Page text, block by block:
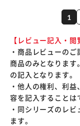
1
【レビュー記入・閲
・商品レビューの
商品のみとなりま
の記入となります。
・他人の権利、利
容を記入することは
・同シリーズのレ
ます。